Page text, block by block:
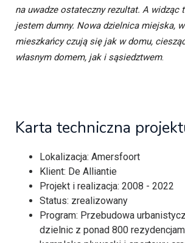
na uwadze ostateczny rezultat. A widząc
jestem dumny. Nowa dzielnica miejska,
mieszkańcy czują się jak w domu,
własnym domem, jak i sąsiedztwem.
Karta techniczna
Lokalizacja: Amersfoort
Klient: De Alliantie
Projekt i realizacja: 2008 - 2022
Status: zrealizowany
Program: Przebudowa
dzielnic z ponad 800